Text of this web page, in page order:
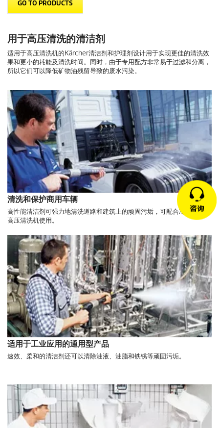
GO TO PRODUCTS
用于高压清洗的清洁剂
适用于高压清洗机的Kärcher清洁剂和护理剂设计用于实现更佳的清洗效
果和更小的耗能及清洗时间。同时，由于专用配方非常易于过滤和分离，
所以它们可以降低矿物油残留导致的废水污染。
清洗和保护商用车辆
高性能清洁剂可强力地清洗道路和建筑上的顽固污垢，可配合冷水和热水
高压清洗机使用。
适用于工业应用的通用型产品
速效、柔和的清洁剂还可以清除油液、油脂和铁锈等顽固污垢。